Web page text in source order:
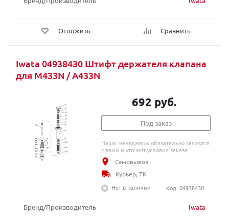
Отложить Сравнить
Iwata 04938430 Штифт держателя клапана
для M433N / A433N
Бренд/Производитель Iwata
692 руб.
Под заказ
Наши менеджеры обязательно свяжутся
с вами и уточнят условия заказа
Самовывоз
Курьер, ТК
Нет в наличии
Код: 04938430